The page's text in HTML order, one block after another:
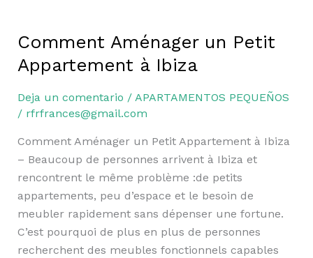
Comment Aménager un Petit
Appartement à Ibiza
Deja un comentario / APARTAMENTOS PEQUEÑOS
/ rfrfrances@gmail.com
Comment Aménager un Petit Appartement à Ibiza
– Beaucoup de personnes arrivent à Ibiza et
rencontrent le même problème :de petits
appartements, peu d’espace et le besoin de
meubler rapidement sans dépenser une fortune.
C’est pourquoi de plus en plus de personnes
recherchent des meubles fonctionnels capables
Comment
Aménager
un
Petit
Appartement
Ibiza